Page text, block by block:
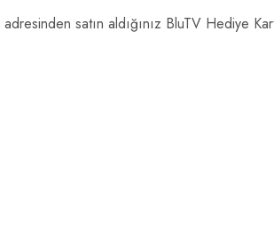
adresinden satın aldığınız BluTV Hediye